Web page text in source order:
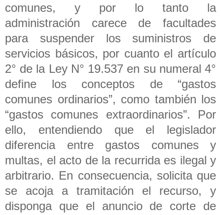
comunes, y por lo tanto la
administración carece de facultades
para suspender los suministros de
servicios básicos, por cuanto el artículo
2° de la Ley N° 19.537 en su numeral 4°
define los conceptos de “gastos
comunes ordinarios”, como también los
“gastos comunes extraordinarios”. Por
ello, entendiendo que el legislador
diferencia entre gastos comunes y
multas, el acto de la recurrida es ilegal y
arbitrario. En consecuencia, solicita que
se acoja a tramitación el recurso, y
disponga que el anuncio de corte de